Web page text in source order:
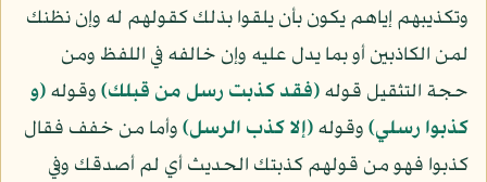
وتكذيبهم إياهم يكون بأن يلقوا بذلك كقولهم له وإن نظنك
لمن الكاذبين أو بما يدل عليه وإن خالفه في اللفظ ومن
حجة التثقيل قوله﴿فقد كذبت رسل من قبلك﴾وقوله﴿و
كذبوا رسلي﴾وقوله﴿إلا كذب الرسل﴾وأما من خفف فقال
كذبوا فهو من قولهم كذبتك الحديث أي لم أصدقك وفي